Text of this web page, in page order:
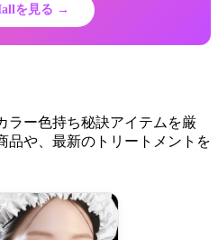
を見る →
ラー色持ち秘訣アイテムを厳
品や、最新のトリートメントを